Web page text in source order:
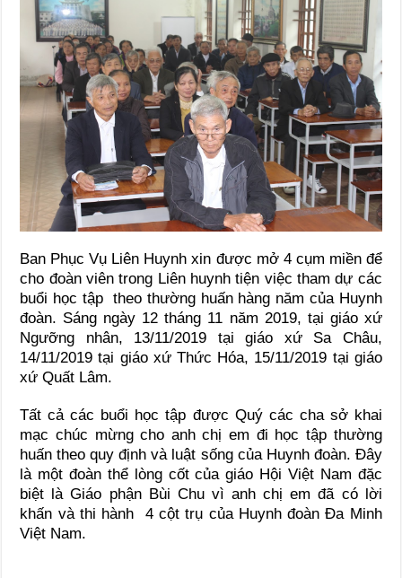
Ban Phục Vụ Liên Huynh xin được mở 4 cụm miền để
cho đoàn viên trong Liên huynh tiện việc tham dự các
buổi học tập theo thường huấn hàng năm của Huynh
đoàn. Sáng ngày 12 tháng 11 năm 2019, tại giáo xứ
Ngưỡng nhân, 13/11/2019 tại giáo xứ Sa Châu,
14/11/2019 tại giáo xứ Thức Hóa, 15/11/2019 tại giáo
xứ Quất Lâm.
Tất cả các buổi học tập được Quý các cha sở khai
mạc chúc mừng cho anh chị em đi học tập thường
huấn theo quy định và luật sống của Huynh đoàn. Đây
là một đoàn thể lòng cốt của giáo Hội Việt Nam đặc
biệt là Giáo phận Bùi Chu vì anh chị em đã có lời
khấn và thi hành 4 cột trụ của Huynh đoàn Đa Minh
Việt Nam.